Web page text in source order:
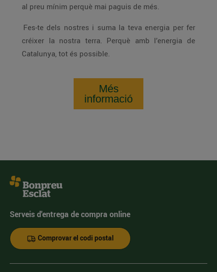
al preu mínim perquè mai paguis de més.
Fes-te dels nostres i suma la teva energia per fer
créixer la nostra terra. Perquè amb l’energia de
Catalunya, tot és possible.
Més
informació
Serveis d'entrega de compra online
Comprovar el codi postal